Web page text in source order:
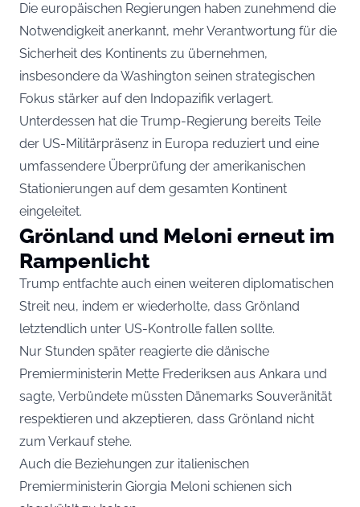
Die europäischen Regierungen haben zunehmend die
Notwendigkeit anerkannt, mehr Verantwortung für die
Sicherheit des Kontinents zu übernehmen,
insbesondere da Washington seinen strategischen
Fokus stärker auf den Indopazifik verlagert.
Unterdessen hat die Trump-Regierung bereits Teile
der US-Militärpräsenz in Europa reduziert und eine
umfassendere Überprüfung der amerikanischen
Stationierungen auf dem gesamten Kontinent
eingeleitet.
Grönland und Meloni erneut im
Rampenlicht
Trump entfachte auch einen weiteren diplomatischen
Streit neu, indem er wiederholte, dass Grönland
letztendlich unter US-Kontrolle fallen sollte.
Nur Stunden später reagierte die dänische
Premierministerin Mette Frederiksen aus Ankara und
sagte, Verbündete müssten Dänemarks Souveränität
respektieren und akzeptieren, dass Grönland nicht
zum Verkauf stehe.
Auch die Beziehungen zur italienischen
Premierministerin Giorgia Meloni schienen sich